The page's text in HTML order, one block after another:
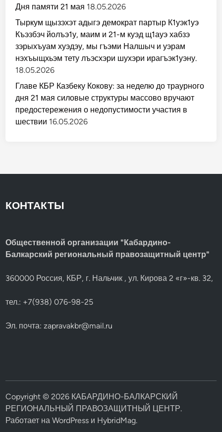
Дня памяти 21 мая 18.05.2026
Тыркум щызэхэт адыгэ демократ партыр К1уэк1уэ
Къэзбэч йолъэ1у, маим и 21-м куэд щ1ауэ хабзэ
зэрыхъуам хуэдэу, мы гъэми Налшыч и уэрам
нэхъыщхьэм тету лъэсхэри шухэри ирагъэк1уэну.
18.05.2026
Главе КБР Казбеку Кокову: за неделю до траурного
дня 21 мая силовые структуры массово вручают
предостережения о недопустимости участия в
шествии 16.05.2026
КОНТАКТЫ
Общественной организации "Кабардино-
Балкарский региональный правозащитный центр"
360000 Россия, КБР, г. Нальчик , ул. Кирова 2 «г»-кв. 32,
тел.: +7(938) 076-98-25
Эл. почта:zapravakbr@mail.ru
Copyright © 2026 КАБАРДИНО-БАЛКАРСКИЙ
РЕГИОНАЛЬНЫЙ ПРАВОЗАЩИТНЫЙ ЦЕНТР.
Работает наWordPress и HybridMag.